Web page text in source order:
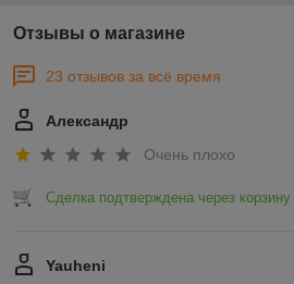
Отзывы о магазине
23 отзывов за всё время
Александр
Очень плохо
Сделка подтверждена через корзину
Yauheni